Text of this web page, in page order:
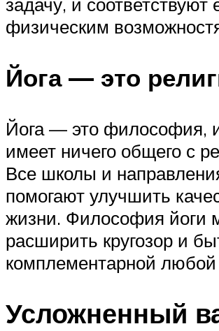
физическим
Йога — это
Йога — это философия,
имеет ничего общего с
Все школы и
помогают улучшить
жизни. Философия йоги
расширить кругозор и
комплементарной любой
Усложненный